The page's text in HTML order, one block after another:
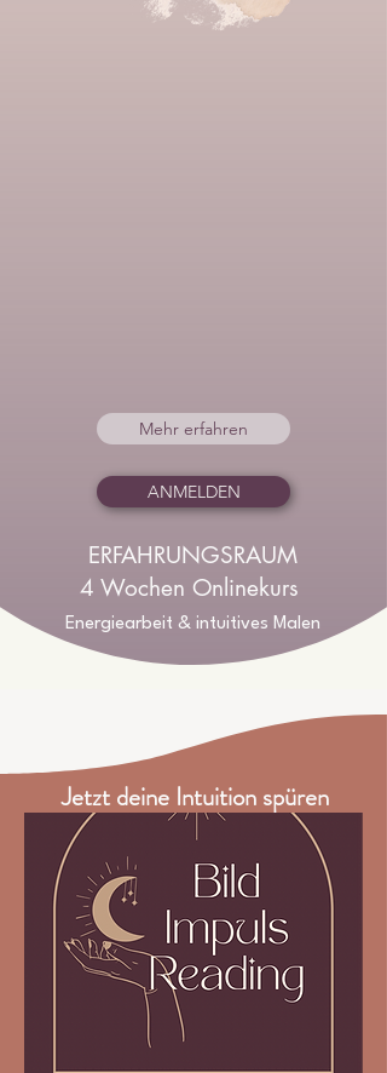
Mehr erfahren
ANMELDEN
ERFAHRUNGSRAUM
4 Wochen Onlinekurs
Energiearbeit & intuitives Malen
Jetzt deine Intuition spüren